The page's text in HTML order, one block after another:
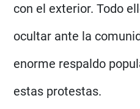
con el exterior. Todo
ocultar ante la
enorme respaldo
estas protestas.